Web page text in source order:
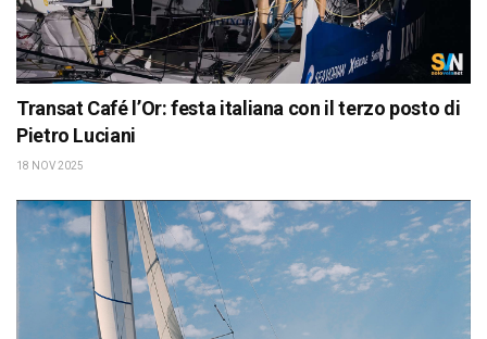
Transat Café l’Or: festa italiana con il terzo posto di
Pietro Luciani
18 NOV 2025